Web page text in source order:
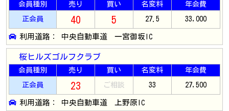
会員種別 売り 買い 名変料 年会費
正会員 40 5 27.5 33,000
利用道路： 中央自動車道 一宮御坂IC
桜ヒルズゴルフクラブ
会員種別 売り 買い 名変料 年会費
正会員 23 ご相談 33 27,500
利用道路： 中央自動車道 上野原IC